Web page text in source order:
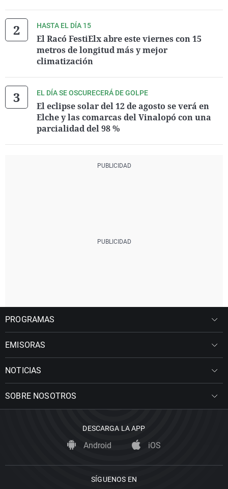
HASTA EL DÍA 15
El Racó FestiElx abre este viernes con 15
metros de longitud más y mejor
climatización
EL DÍA SE OSCURECERÁ DE GOLPE
El eclipse solar del 12 de agosto se verá en
Elche y las comarcas del Vinalopó con una
parcialidad del 98 %
PROGRAMAS
EMISORAS
NOTICIAS
SOBRE NOSOTROS
DESCARGA LA APP
Android iOS
SÍGUENOS EN